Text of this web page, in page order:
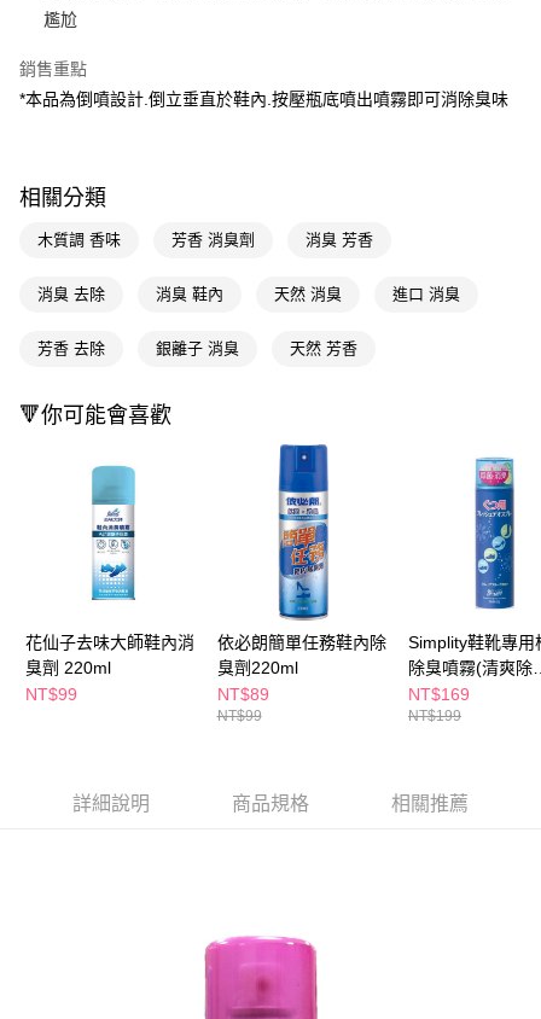
悠遊付
Google Pay
AFTEE先享後付是「在收到商品之後才付款」的支付方式。 讓您購物簡單
１．簡單：不需註冊會員、不需綁卡、不需儲值。
３．安心：先確認商品／服務後，再付款。
１．於結帳方式選擇「AFTEE先享後付」後，將跳轉至「AFTEE先享後付」
３．收到繳費通知簡訊後14天內，點擊此簡訊中的連結，可透過四大超商／
※ 請注意：結帳手續完成當下不需立刻繳費，但若您需要取消訂單，請聯絡
購買商品的店家。未經商家同意取消之訂單仍視為有效，需透過AFTEE先享
後付繳納相關費用。
※ 交易是否成功請以「AFTEE先享後付 」之結帳頁面顯示為準，若有關於
是否繳費成功／繳費後需取消欲退款等相關疑問，請聯繫「AFTEE先享後付
客戶支援中心」 https://netprotections.freshdesk.com/support/home
易，需依本服務之必要範圍內提供個人資料，並將交易相關給付款項請求債
權轉讓予恩沛科技股份有限公司。
２．關於個人資料處理事宜，請瀏覽以下網址：
https://aftee.tw/terms/#terms3
４．使用「AFTEE先享後付」時，將依據個別帳號之用戶狀況，依本公司即
即享券
運送方式
全家取貨付款
每筆NT$65，滿NT$390(含以上)免運費
每筆NT$65，滿NT$490(含以上)免運費
付款後萊爾富取貨
每筆NT$65，滿NT$490(含以上)免運費
7-11取貨付款
每筆NT$65，滿NT$490(含以上)免運費
付款後7-11取貨
每筆NT$65，滿NT$490(含以上)免運費
尷尬
銷售重點
*本品為倒噴設計.倒立垂直於鞋內.按壓瓶底噴出噴霧即可消除臭味
相關分類
木質調 香味 芳香 消臭劑 消臭 芳香
消臭 去除 消臭 鞋內 天然 消臭 進口 消臭
芳香 去除 銀離子 消臭 天然 芳香
🔻你可能會喜歡
花仙子去味大師鞋內消
臭劑 220ml
NT$99
依必朗簡單任務鞋內除
臭劑220ml
NT$89
NT$99
Simplity鞋靴專用
除臭噴霧(清爽除
菌)150ml
NT$169
NT$199
詳細說明 商品規格 相關推薦